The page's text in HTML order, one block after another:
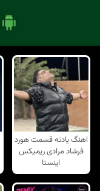
اهنگ یادته قسمت هورد
فرشاد مرادی ریمیکس
اینستا